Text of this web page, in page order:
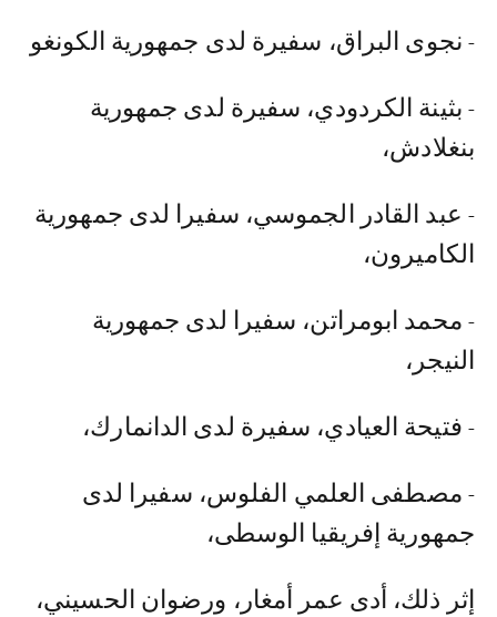
- نجوى البراق، سفيرة لدى جمهورية الكونغو
- بثينة الكردودي، سفيرة لدى جمهورية
بنغلادش،
- عبد القادر الجموسي، سفيرا لدى جمهورية
الكاميرون،
- محمد ابومراتن، سفيرا لدى جمهورية
النيجر،
- فتيحة العيادي، سفيرة لدى الدانمارك،
- مصطفى العلمي الفلوس، سفيرا لدى
جمهورية إفريقيا الوسطى،
إثر ذلك، أدى عمر أمغار، ورضوان الحسيني،